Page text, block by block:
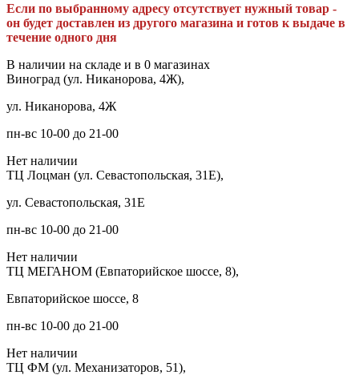
Если по выбранному адресу отсутствует нужный товар -
он будет доставлен из другого магазина и готов к выдаче в
течение одного дня
В наличии на складе и в 0 магазинах
Виноград (ул. Никанорова, 4Ж),
ул. Никанорова, 4Ж
пн-вс 10-00 до 21-00
Нет наличии
ТЦ Лоцман (ул. Севастопольская, 31Е),
ул. Севастопольская, 31Е
пн-вс 10-00 до 21-00
Нет наличии
ТЦ МЕГАНОМ (Евпаторийское шоссе, 8),
Евпаторийское шоссе, 8
пн-вс 10-00 до 21-00
Нет наличии
ТЦ ФМ (ул. Механизаторов, 51),